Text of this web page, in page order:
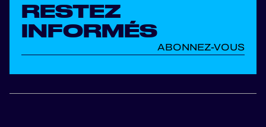
RESTEZ
INFORMÉS
ABONNEZ-VOUS